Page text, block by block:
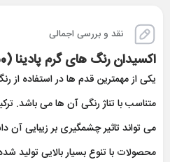
نقد و بررسی اجمالی
اکسیدان رنگ های گرم پادینا (750 میلی لیتر)
یکی از مهمترین قدم ها در استفاده از
متناسب با تناژ رنگی آن ها می باشد.
می تواند تاثیر چشمگیری بر زیبایی آن
محصولات با تنوع بسیار بالایی تولید